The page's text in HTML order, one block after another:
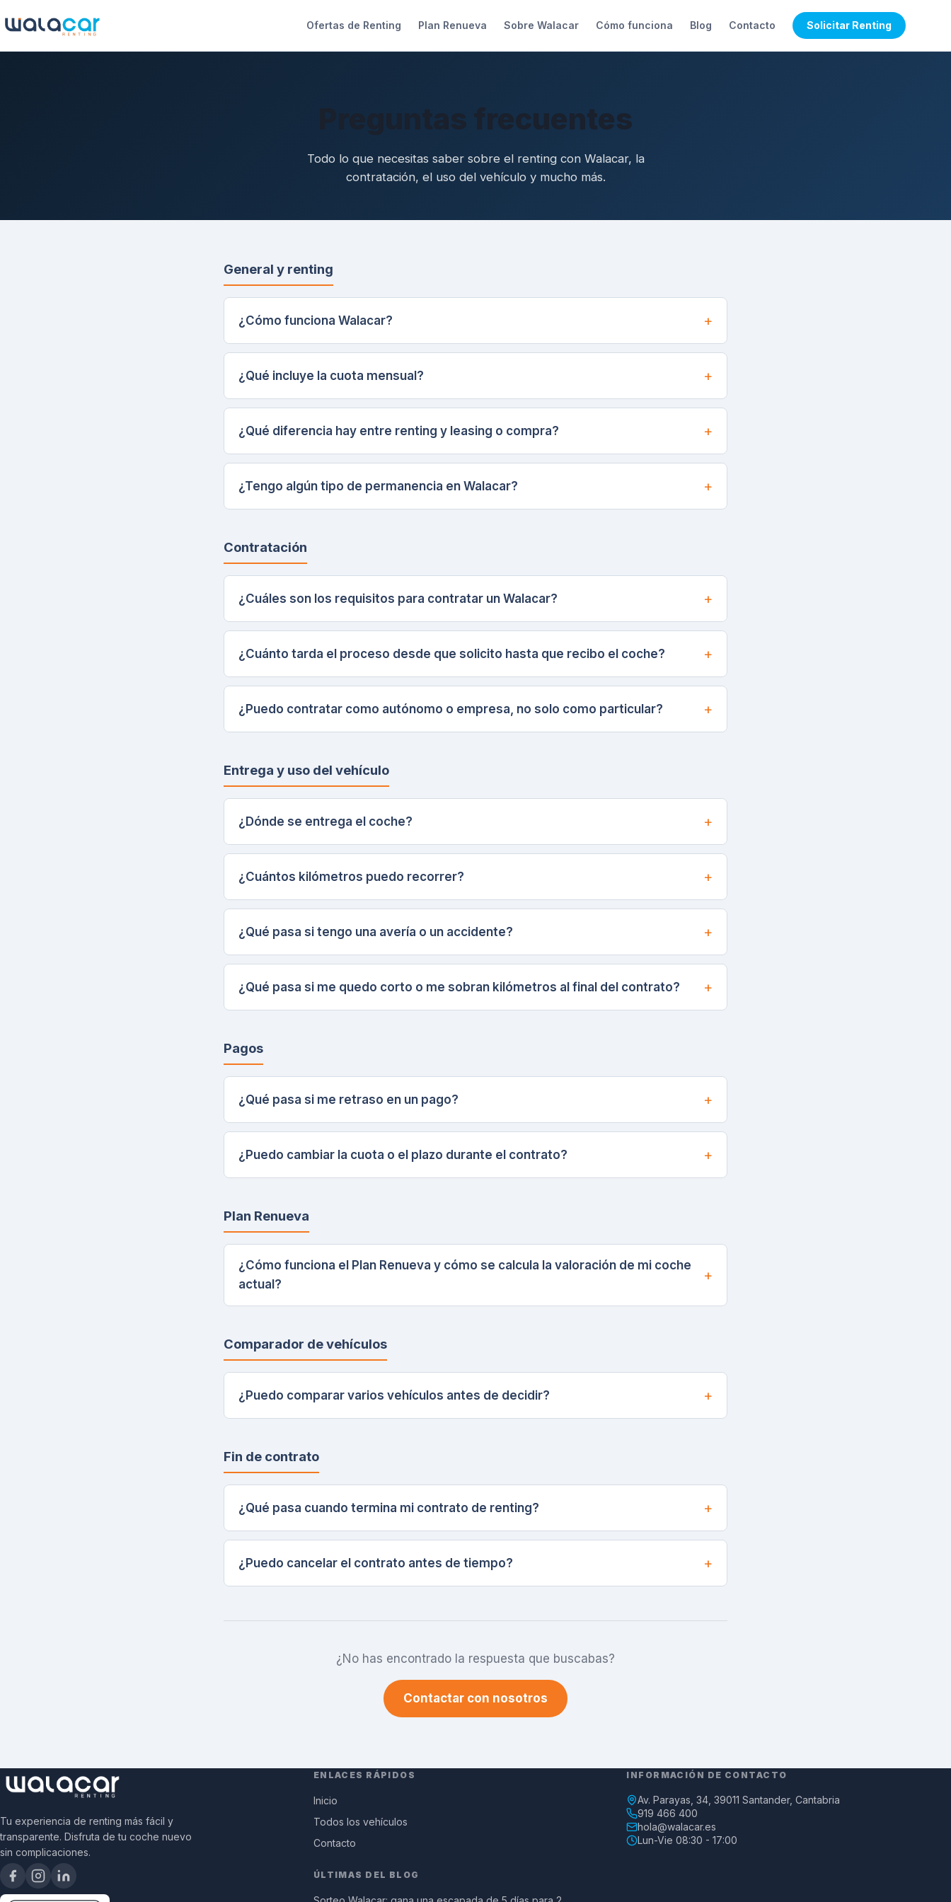
Ofertas de Renting Plan Renueva Sobre Walacar Cómo funciona Blog Contacto Solicitar Renting
Preguntas frecuentes
Todo lo que necesitas saber sobre el renting con Walacar, la
contratación, el uso del vehículo y mucho más.
General y renting
¿Cómo funciona Walacar?
¿Qué incluye la cuota mensual?
¿Qué diferencia hay entre renting y leasing o compra?
¿Tengo algún tipo de permanencia en Walacar?
Contratación
¿Cuáles son los requisitos para contratar un Walacar?
¿Cuánto tarda el proceso desde que solicito hasta que recibo el coche?
¿Puedo contratar como autónomo o empresa, no solo como particular?
Entrega y uso del vehículo
¿Dónde se entrega el coche?
¿Cuántos kilómetros puedo recorrer?
¿Qué pasa si tengo una avería o un accidente?
¿Qué pasa si me quedo corto o me sobran kilómetros al final del contrato?
Pagos
¿Qué pasa si me retraso en un pago?
¿Puedo cambiar la cuota o el plazo durante el contrato?
Plan Renueva
¿Cómo funciona el Plan Renueva y cómo se calcula la valoración de mi coche
actual?
Comparador de vehículos
¿Puedo comparar varios vehículos antes de decidir?
Fin de contrato
¿Qué pasa cuando termina mi contrato de renting?
¿Puedo cancelar el contrato antes de tiempo?
¿No has encontrado la respuesta que buscabas?
Contactar con nosotros
Tu experiencia de renting más fácil y
transparente. Disfruta de tu coche nuevo
sin complicaciones.
ENLACES RÁPIDOS
Inicio
Todos los vehículos
Contacto
ÚLTIMAS DEL BLOG
INFORMACIÓN DE CONTACTO
Av. Parayas, 34, 39011 Santander, Cantabria
919 466 400
hola@walacar.es
Lun-Vie 08:30 - 17:00